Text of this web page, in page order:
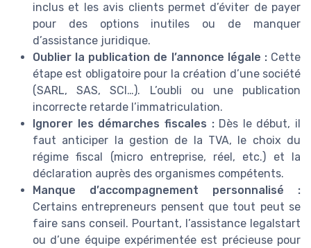
inclus et les avis clients permet d’éviter de payer
pour des options inutiles ou de manquer
d’assistance juridique.
Oublier la publication de l’annonce légale :Cette
étape est obligatoire pour la création d’une société
(SARL, SAS, SCI…). L’oubli ou une publication
incorrecte retarde l’immatriculation.
Ignorer les démarches fiscales :Dès le début, il
faut anticiper la gestion de la TVA, le choix du
régime fiscal (micro entreprise, réel, etc.) et la
déclaration auprès des organismes compétents.
Manque d’accompagnement personnalisé :
Certains entrepreneurs pensent que tout peut se
faire sans conseil. Pourtant, l’assistance legalstart
ou d’une équipe expérimentée est précieuse pour